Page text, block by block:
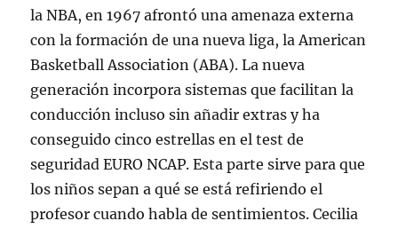
la NBA, en 1967 afrontó una amenaza externa
con la formación de una nueva liga, la American
Basketball Association (ABA). La nueva
generación incorpora sistemas que facilitan la
conducción incluso sin añadir extras y ha
conseguido cinco estrellas en el test de
seguridad EURO NCAP. Esta parte sirve para que
los niños sepan a qué se está refiriendo el
profesor cuando habla de sentimientos. Cecilia